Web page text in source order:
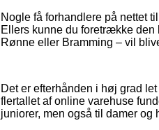
Nogle få forhandlere på nettet
Ellers kunne du foretrække den
Rønne eller Bramming – vil
Det er efterhånden i høj grad
flertallet af online varehuse
juniorer, men også til damer